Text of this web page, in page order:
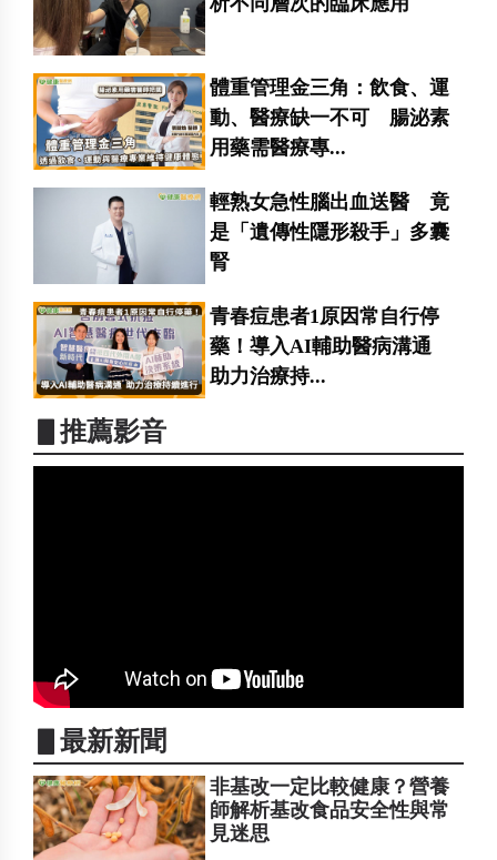
體重管理金三角：飲食、運
動、醫療缺一不可 腸泌素
用藥需醫療專...
輕熟女急性腦出血送醫 竟
是「遺傳性隱形殺手」多囊
腎
青春痘患者1原因常自行停
藥！導入AI輔助醫病溝通
助力治療持...
▋推薦影音
▋最新新聞
非基改一定比較健康？營養
師解析基改食品安全性與常
見迷思